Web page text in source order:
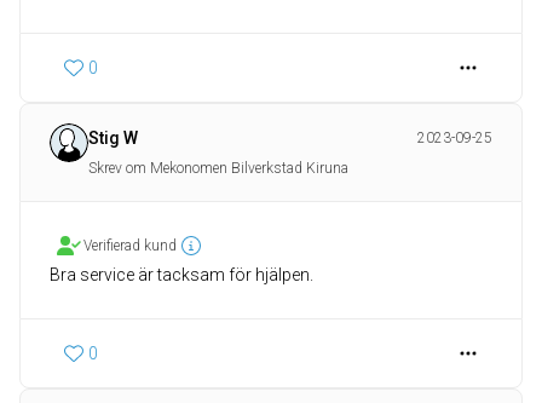
0
Stig W
2023-09-25
Skrev om Mekonomen Bilverkstad Kiruna
Verifierad kund
Bra service är tacksam för hjälpen.
0